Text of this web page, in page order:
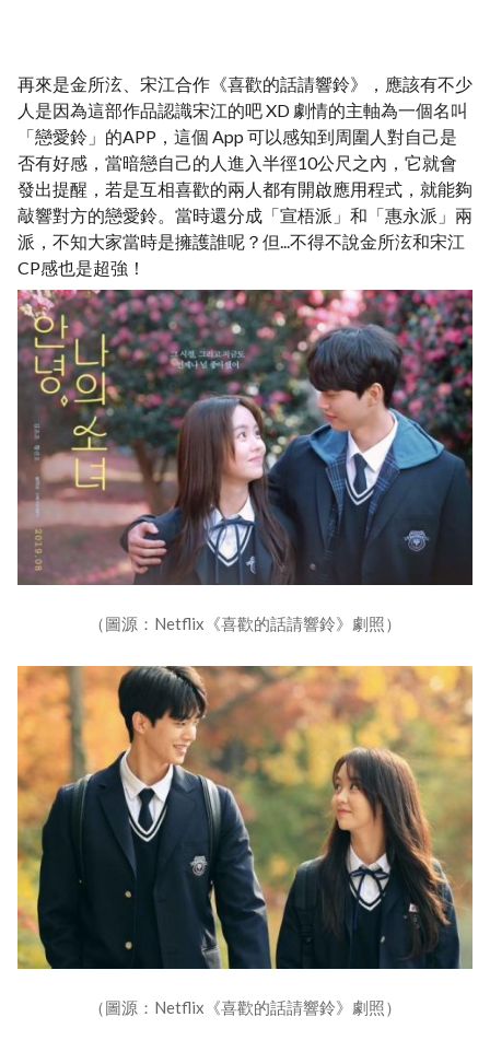
再來是金所泫、宋江合作《喜歡的話請響鈴》，應該有不少
人是因為這部作品認識宋江的吧 XD 劇情的主軸為一個名叫
「戀愛鈴」的APP，這個 App 可以感知到周圍人對自己是
否有好感，當暗戀自己的人進入半徑10公尺之內，它就會
發出提醒，若是互相喜歡的兩人都有開啟應用程式，就能夠
敲響對方的戀愛鈴。當時還分成「宣梧派」和「惠永派」兩
派，不知大家當時是擁護誰呢？但...不得不說金所泫和宋江
CP感也是超強！
（圖源：Netflix《喜歡的話請響鈴》劇照）
（圖源：Netflix《喜歡的話請響鈴》劇照）